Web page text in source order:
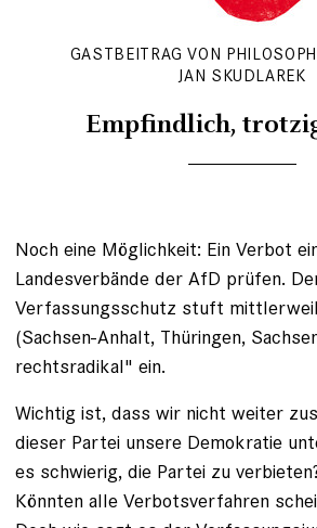
GASTBEITRAG VON
JAN SKUDLAREK
Empfindlich,
Noch eine Möglichkeit: Ein Verbot
Landesverbände der AfD prüfen.
Verfassungsschutz stuft
(Sachsen-Anhalt, Thüringen,
rechtsradikal" ein.
Wichtig ist, dass wir nicht weiter
dieser Partei unsere Demokratie
es schwierig, die Partei zu
Könnten alle Verbotsverfahren